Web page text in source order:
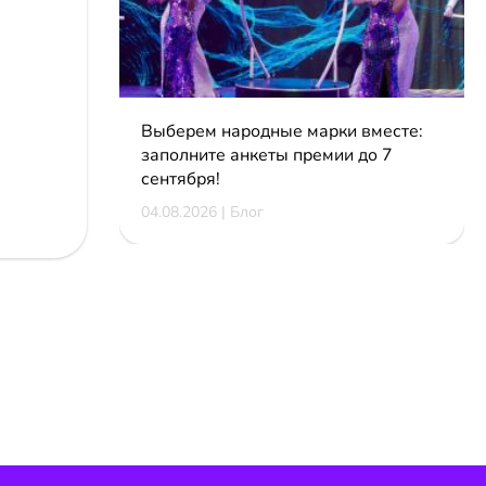
Выберем народные марки вместе:
заполните анкеты премии до 7
сентября!
04.08.2026 | Блог